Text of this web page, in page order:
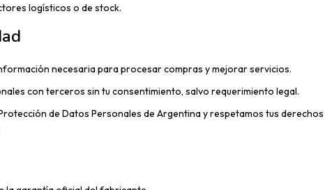
logísticos o de stock.
necesaria para procesar compras y mejorar servicios.
con terceros sin tu consentimiento, salvo requerimiento legal.
de Datos Personales de Argentina y respetamos tus derechos